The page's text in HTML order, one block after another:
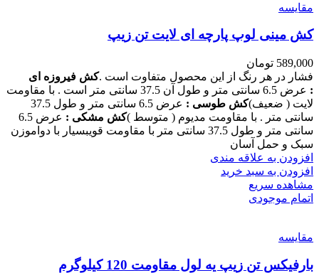
مقایسه
کش مینی لوپ پارچه ای لایت تن زیپ
589,000 تومان
فشار در هر رنگ از این محصول متفاوت است .کش فیروزه ای
:
عرض 6.5 سانتی متر و طول آن 37.5 سانتی متر است . با مقاومت
لایت ( ضعیف)کش طوسی :
عرض 6.5 سانتی متر و طول 37.5
سانتی متر . با مقاومت مدیوم ( متوسط )کش مشکی :
عرض 6.5
سانتی متر و طول 37.5 سانتی متر با مقاومت قویبسیار با دواموزن
سبک و حمل آسان
افزودن به علاقه مندی
افزودن به سبد خرید
مشاهده سریع
اتمام موجودی
مقایسه
بارفیکس تن زیپ یه لول مقاومت 120 کیلوگرم